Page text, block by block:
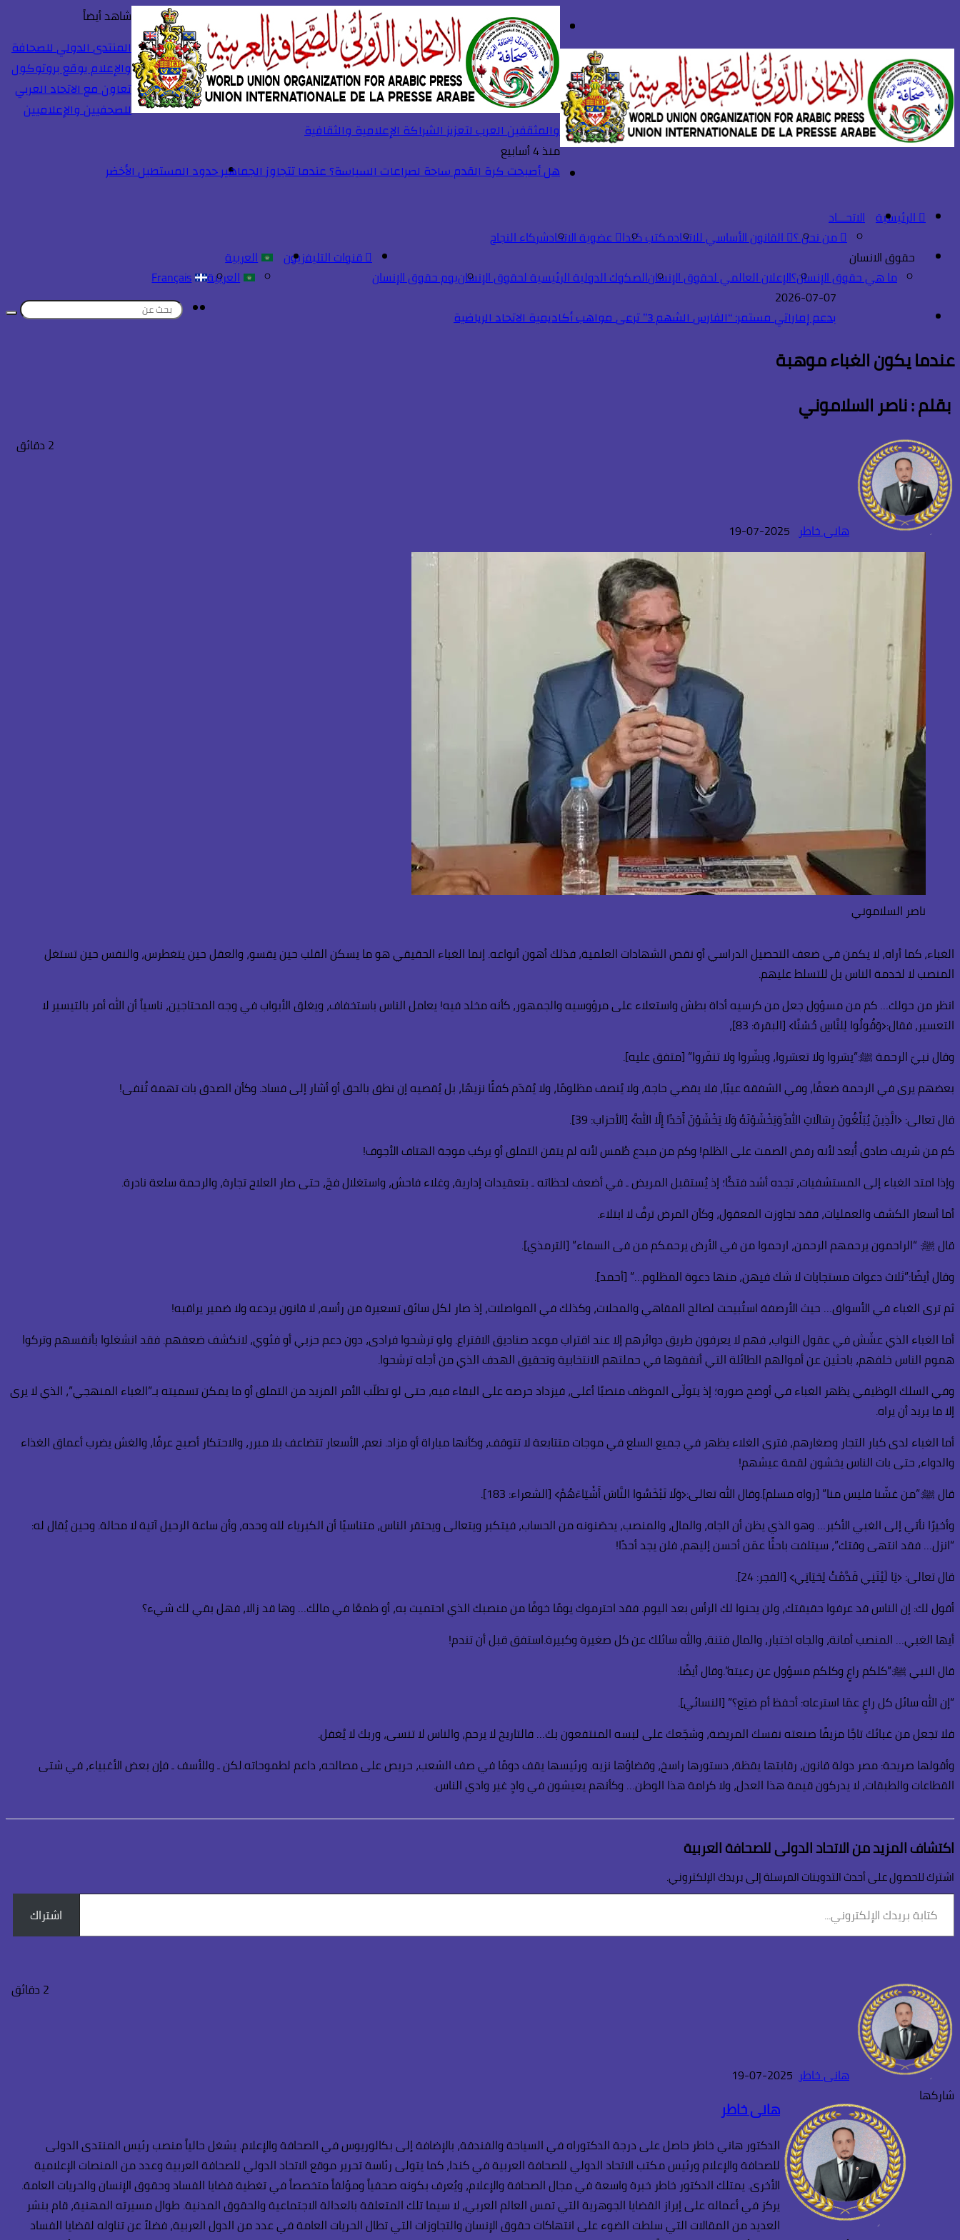
بحث
عن
تسجيل
الدخول
القائمة
الرئيسية الاتحـــاد
من نحن ؟ القانون الأساسي للاتحادمكتب كندا عضوية الاتحادشركاء النجاح
حقوق الانسان
ما هي حقوق الإنسان؟الإعلان العالمي لحقوق الإنسانالصكوك الدولية الرئيسية لحقوق الإنسانيوم حقوق الإنسان
قنوات التليفزيون
العربية
العربية
Français
تسجيل
عندما يكون الغباء موهبة
بقلم : ناصر السلاموني
هانى خاطر 2025-07-19
2 دقائق
ناصر السلاموني
الغباء، كما أراه، لا يكمن في ضعف التحصيل الدراسي أو نقص الشهادات العلمية، فذلك أهون أنواعه. إنما الغباء الحقيقي هو ما يسكن القلب حين يقسو، والعقل حين يتغطرس، والنفس حين تستغل
المنصب لا لخدمة الناس بل للتسلط عليهم.
انظر من حولك… كم من مسؤول جعل من كرسيه أداة بطش واستعلاء على مرؤوسيه والجمهور، كأنه مخلد فيه! يعامل الناس باستخفاف، ويغلق الأبواب في وجه المحتاجين، ناسياً أن الله أمر بالتيسير لا
التعسير، فقال:﴿وَقُولُوا لِلنَّاسِ حُسْنًا﴾ [البقرة: 83]،
وقال نبيّ الرحمة ﷺ:”يسّروا ولا تعسّروا، وبشّروا ولا تنفّروا” [متفق عليه].
بعضهم يرى في الرحمة ضعفًا، وفي الشفقة عيبًا، فلا يقضي حاجة، ولا يُنصف مظلومًا، ولا يُقدّم كفئًا نزيهًا، بل يُقصيه إن نطق بالحق أو أشار إلى فساد. وكأن الصدق بات تهمة تُنفى!
قال تعالى: ﴿الَّذِينَ يُبَلِّغُونَ رِسَالَاتِ اللَّهِ وَيَخْشَوْنَهُ وَلَا يَخْشَوْنَ أَحَدًا إِلَّا اللَّهَ﴾ [الأحزاب: 39].
كم من شريف صادق أُبعد لأنه رفض الصمت على الظلم! وكم من مبدع طُمس لأنه لم يتقن التملق أو يركب موجة الهتاف الأجوف!
وإذا امتد الغباء إلى المستشفيات، تجده أشد فتكًا؛ إذ يُستقبل المريض ـ في أضعف لحظاته ـ بتعقيدات إدارية، وغلاء فاحش، واستغلال فجّ، حتى صار العلاج تجارة، والرحمة سلعة نادرة.
أما أسعار الكشف والعمليات، فقد تجاوزت المعقول، وكأن المرض ترفٌ لا ابتلاء.
قال ﷺ: “الراحمون يرحمهم الرحمن، ارحموا من في الأرض يرحمكم من فى السماء” [الترمذي].
وقال أيضًا:”ثلاث دعوات مستجابات لا شك فيهن، منها دعوة المظلوم…” [أحمد].
ثم ترى الغباء في الأسواق… حيث الأرصفة استُبيحت لصالح المقاهي والمحلات، وكذلك في المواصلات، إذ صار لكل سائق تسعيرة من رأسه، لا قانون يردعه ولا ضمير يراقبه!
أما الغباء الذي عشّش في عقول النواب، فهم لا يعرفون طريق دوائرهم إلا عند اقتراب موعد صناديق الاقتراع. ولو ترشحوا فرادى، دون دعم حزبي أو فئوي، لانكشف ضعفهم. فقد انشغلوا بأنفسهم وتركوا
هموم الناس خلفهم، باحثين عن أموالهم الطائلة التي أنفقوها في حملتهم الانتخابية وتحقيق الهدف الذي من أجله ترشحوا.
وفي السلك الوظيفي يظهر الغباء في أوضح صوره؛ إذ يتولّى الموظف منصبًا أعلى، فيزداد حرصه على البقاء فيه، حتى لو تطلّب الأمر المزيد من التملق أو ما يمكن تسميته بـ”الغباء المنهجي”، الذي لا يرى
إلا ما يريد أن يراه.
أما الغباء لدى كبار التجار وصغارهم، فترى الغلاء يظهر في جميع السلع في موجات متتابعة لا تتوقف، وكأنها مباراة أو مزاد. نعم، الأسعار تتضاعف بلا مبرر، والاحتكار أصبح عرفًا، والغش يضرب أعماق الغذاء
والدواء، حتى بات الناس يخشون لقمة عيشهم!
قال ﷺ:”من غشّنا فليس منا” [رواه مسلم].وقال الله تعالى:﴿وَلَا تَبْخَسُوا النَّاسَ أَشْيَاءَهُمْ﴾ [الشعراء: 183].
وأخيرًا نأتي إلى الغبي الأكبر… وهو الذي يظن أن الجاه، والمال، والمنصب، يحصّنونه من الحساب، فيتكبر ويتعالى ويحتقر الناس، متناسيًا أن الكبرياء لله وحده، وأن ساعة الرحيل آتية لا محالة. وحين يُقال له:
“انزل… فقد انتهى وقتك”، سيتلفت باحثًا عمّن أحسن إليهم، فلن يجد أحدًا!
قال تعالى: ﴿يَا لَيْتَنِي قَدَّمْتُ لِحَيَاتِي﴾ [الفجر: 24].
أقول لك: إن الناس قد عرفوا حقيقتك، ولن يحنوا لك الرأس بعد اليوم. فقد احترموك يومًا خوفًا من منصبك الذي احتميت به، أو طمعًا في مالك… وها قد زالا، فهل بقي لك شيء؟
أيها الغبي… المنصب أمانة، والجاه اختبار، والمال فتنة، والله سائلك عن كل صغيرة وكبيرة.استفق قبل أن تندم!
قال النبي ﷺ:”كلكم راعٍ وكلكم مسؤول عن رعيته”.وقال أيضًا:
“إن الله سائل كل راعٍ عمّا استرعاه: أحفظ أم ضيّع؟” [النسائي].
فلا تجعل من غبائك تاجًا مزيفًا صنعته نفسك المريضة، وشجّعك على لبسه المنتفعون بك… فالتاريخ لا يرحم، والناس لا تنسى، وربك لا يُغفل.
وأقولها صريحة: مصر دولة قانون، رقابتها يقظة، دستورها راسخ، وقضاؤها نزيه. ورئيسها يقف دومًا في صف الشعب، حريص على مصالحه، داعم لطموحاته.لكن ـ وللأسف ـ فإن بعض الأغبياء، في شتى
القطاعات والطبقات، لا يدركون قيمة هذا العدل، ولا كرامة هذا الوطن… وكأنهم يعيشون في وادٍ غير وادي الناس.
اكتشاف المزيد من الاتحاد الدولى للصحافة العربية
اشترك للحصول على أحدث التدوينات المرسلة إلى بريدك الإلكتروني.
بريدك
الإلكتروني...
اشتراك
هانى خاطر 2025-07-19
2 دقائق
شاركها
هانى خاطر
الدكتور هاني خاطر حاصل على درجة الدكتوراه في السياحة والفندقة، بالإضافة إلى بكالوريوس في الصحافة والإعلام. يشغل حالياً منصب رئيس المنتدى الدولى
للصحافة والإعلام ورئيس مكتب الاتحاد الدولي للصحافة العربية في كندا، كما يتولى رئاسة تحرير موقع الاتحاد الدولي للصحافة العربية وعدد من المنصات الإعلامية
الأخرى. يمتلك الدكتور خاطر خبرة واسعة في مجال الصحافة والإعلام، ويُعرف بكونه صحفياً ومؤلفاً متخصصاً في تغطية قضايا الفساد وحقوق الإنسان والحريات العامة.
يركز في أعماله على إبراز القضايا الجوهرية التي تمس العالم العربي، لا سيما تلك المتعلقة بالعدالة الاجتماعية والحقوق المدنية. طوال مسيرته المهنية، قام بنشر
العديد من المقالات التي سلطت الضوء على انتهاكات حقوق الإنسان والتجاوزات التي تطال الحريات العامة في عدد من الدول العربية، فضلاً عن تناوله لقضايا الفساد
شاهد أيضاً
المنتدى الدولي للصحافة
والإعلام يوقع بروتوكول
تعاون مع الاتحاد العربي
للصحفيين والإعلاميين
والمثقفين العرب لتعزيز الشراكة الإعلامية والثقافية
منذ 4 أسابيع
هل أصبحت كرة القدم ساحة لصراعات السياسة؟ عندما تتجاوز الجماهير حدود المستطيل الأخضر
2026-07-07
بدعم إماراتي مستمر: “الفارس الشهم 3” ترعى مواهب أكاديمية الاتحاد الرياضية